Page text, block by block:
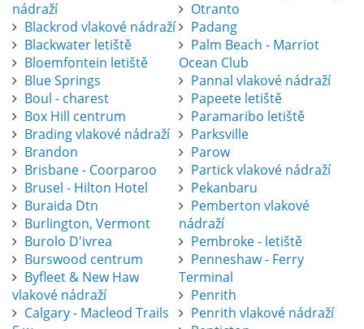
nádraží
Blackrod vlakové nádraží
Blackwater letiště
Bloemfontein letiště
Blue Springs
Boul - charest
Box Hill centrum
Brading vlakové nádraží
Brandon
Brisbane - Coorparoo
Brusel - Hilton Hotel
Buraida Dtn
Burlington, Vermont
Burolo D'ivrea
Burswood centrum
Byfleet & New Haw
vlakové nádraží
Calgary - Macleod Trails
Otranto
Padang
Palm Beach - Marriot
Ocean Club
Pannal vlakové nádraží
Papeete letiště
Paramaribo letiště
Parksville
Parow
Partick vlakové nádraží
Pekanbaru
Pemberton vlakové
nádraží
Pembroke - letiště
Penneshaw - Ferry
Terminal
Penrith
Penrith vlakové nádraží